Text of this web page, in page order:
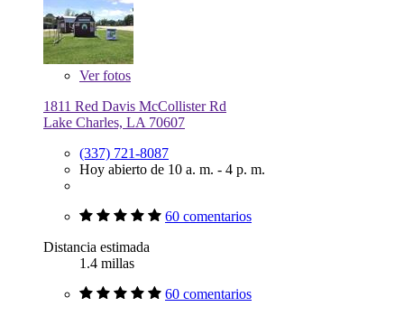
Verfotos
1811 Red Davis McCollister Rd
Lake Charles, LA 70607
(337) 721-8087
Hoy abierto de 10 a. m. - 4 p. m.
60 comentarios
Distancia estimada
1.4 millas
60 comentarios